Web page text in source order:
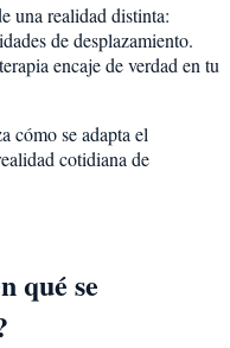
una realidad distinta:
de desplazamiento.
encaje de verdad en tu
cómo se adapta el
cotidiana de
qué se